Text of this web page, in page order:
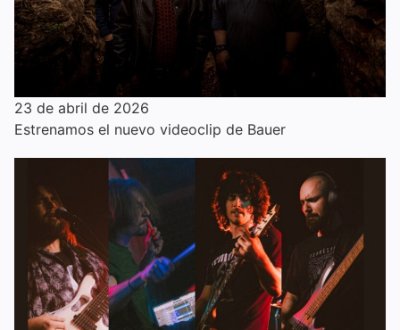
23 de abril de 2026
Estrenamos el nuevo videoclip de Bauer